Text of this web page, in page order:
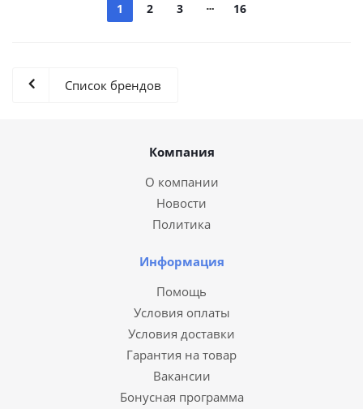
1 2 3 16
Список брендов
Компания
О компании
Новости
Политика
Информация
Помощь
Условия оплаты
Условия доставки
Гарантия на товар
Вакансии
Бонусная программа